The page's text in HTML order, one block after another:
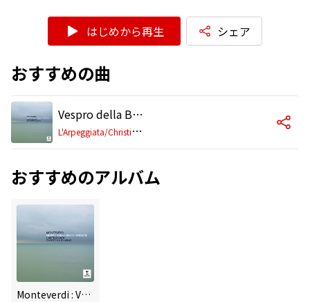
はじめから再生 シェア
おすすめの曲
Vespro della Beata Vergine, SV 206: III. Nigra sum (Concerto, Motetto ad una voce)
L
'Arpeggiata/Christina Pluhar/Emiliano Gonzales Toro
おすすめのアルバム
Monteverdi : Vespro della Beata Vergine - 1610